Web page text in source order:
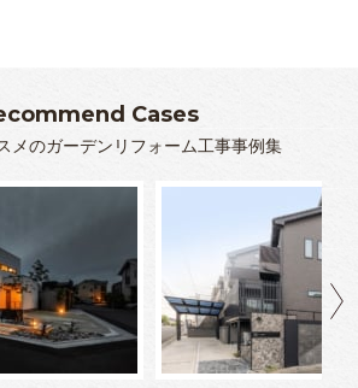
Cases
メのガーデンリフォーム工事事例集